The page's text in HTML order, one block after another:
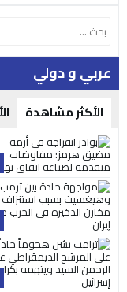
عربي و دولي
الأكثر مشاهدة